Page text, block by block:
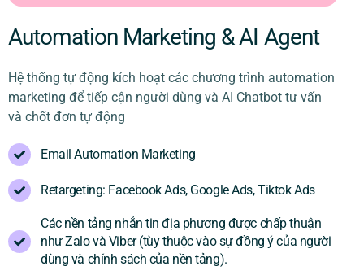
Automation Marketing & AI Agent
Hệ thống tự động kích hoạt các chương trình automation
marketing để tiếp cận người dùng và AI Chatbot tư vấn
và chốt đơn tự động
Email Automation Marketing
Retargeting: Facebook Ads, Google Ads, Tiktok Ads
Các nền tảng nhắn tin địa phương được chấp thuận
như Zalo và Viber (tùy thuộc vào sự đồng ý của người
dùng và chính sách của nền tảng).